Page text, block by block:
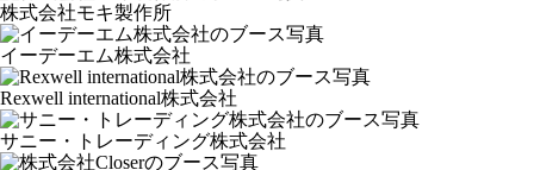
株式会社モキ製作所
イーデーエム株式会社
Rexwell international株式会社
サニー・トレーディング株式会社